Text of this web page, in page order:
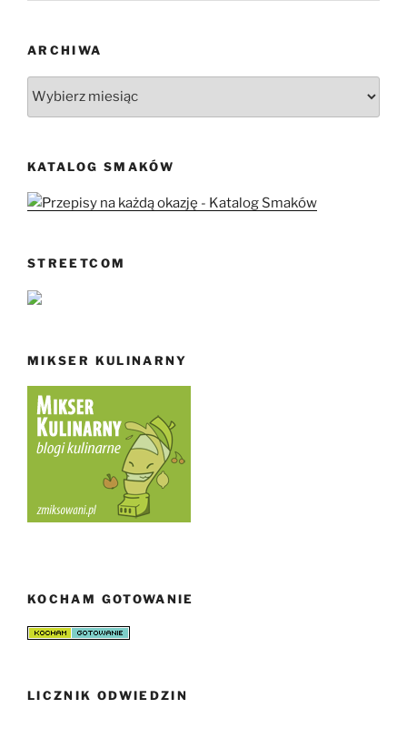
ARCHIWA
KATALOG SMAKÓW
STREETCOM
MIKSER KULINARNY
KOCHAM GOTOWANIE
LICZNIK ODWIEDZIN